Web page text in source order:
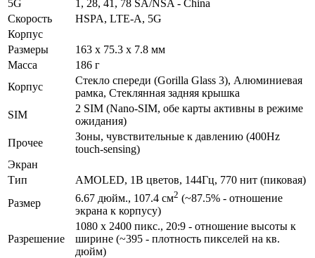
5G
1, 28, 41, 78 SA/NSA - China
Скорость
HSPA, LTE-A, 5G
Корпус
Размеры
163 x 75.3 x 7.8 мм
Масса
186 г
Корпус
Стекло спереди (Gorilla Glass 3), Алюминиевая
рамка, Стеклянная задняя крышка
SIM
2 SIM (Nano-SIM, обе карты активны в режиме
ожидания)
Прочее
Зоны, чувствительные к давлению (400Hz
touch-sensing)
Экран
Тип
AMOLED, 1B цветов, 144Гц, 770 нит (пиковая)
Размер
6.67 дюйм., 107.4 см2 (~87.5% - отношение
экрана к корпусу)
Разре­шение
1080 x 2400 пикс., 20:9 - отношение высоты к
ширине (~395 - плотность пикселей на кв.
дюйм)